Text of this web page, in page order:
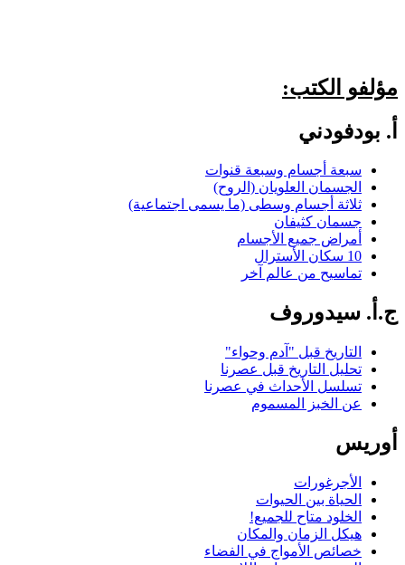
مؤلفو الكتب:
أ. بودفودني
سبعة أجسام وسبعة قنوات
الجسمان العلويان (الروح)
ثلاثة أجسام وسطى (ما يسمى اجتماعية)
جسمان كثيفان
أمراض جميع الأجسام
10 سكان الأسترال
تماسيح من عالم آخر
ج.أ. سيدوروف
التاريخ قبل "آدم وحواء"
تحليل التاريخ قبل عصرنا
تسلسل الأحداث في عصرنا
عن الخبز المسموم
أوريس
الأجرغورات
الحياة بين الحيوات
الخلود متاح للجميع!
هيكل الزمان والمكان
خصائص الأمواج في الفضاء